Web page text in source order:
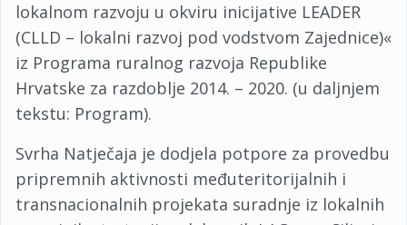
lokalnom razvoju u okviru inicijative LEADER
(CLLD – lokalni razvoj pod vodstvom Zajednice)«
iz Programa ruralnog razvoja Republike
Hrvatske za razdoblje 2014. – 2020. (u daljnjem
tekstu: Program).
Svrha Natječaja je dodjela potpore za provedbu
pripremnih aktivnosti međuteritorijalnih i
transnacionalnih projekata suradnje iz lokalnih